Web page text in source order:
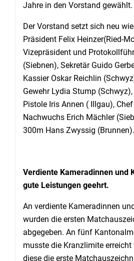
Jahre in den Vorstand gewählt.
Der Vorstand setzt sich neu
Präsident Felix Heinzer(Ried-
Vizepräsident und
(Siebnen), Sekretär Guido
Kassier Oskar Reichlin
Gewehr Lydia Stump
Pistole Iris Annen ( Illgau),
Nachwuchs Erich Mächler
300m Hans Zwyssig (Brunnen).
Verdiente Kameradinnen und
gute Leistungen geehrt.
An verdiente Kameradinnen
wurden die ersten
abgegeben. An fünf
musste die Kranzlimite erreicht
diese die erste